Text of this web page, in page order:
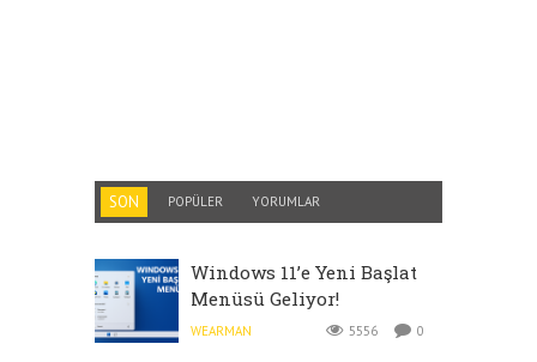
SON POPÜLER YORUMLAR
Windows 11’e Yeni Başlat
Menüsü Geliyor!
WEARMAN 5556 0